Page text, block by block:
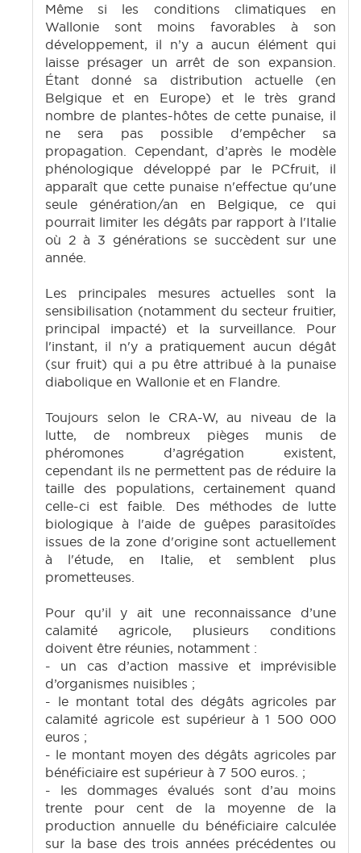
Même si les conditions climatiques en
Wallonie sont moins favorables à son
développement, il n’y a aucun élément qui
laisse présager un arrêt de son expansion.
Étant donné sa distribution actuelle (en
Belgique et en Europe) et le très grand
nombre de plantes-hôtes de cette punaise, il
ne sera pas possible d'empêcher sa
propagation. Cependant, d’après le modèle
phénologique développé par le PCfruit, il
apparaît que cette punaise n'effectue qu'une
seule génération/an en Belgique, ce qui
pourrait limiter les dégâts par rapport à l'Italie
où 2 à 3 générations se succèdent sur une
année.
Les principales mesures actuelles sont la
sensibilisation (notamment du secteur fruitier,
principal impacté) et la surveillance. Pour
l'instant, il n'y a pratiquement aucun dégât
(sur fruit) qui a pu être attribué à la punaise
diabolique en Wallonie et en Flandre.
Toujours selon le CRA-W, au niveau de la
lutte, de nombreux pièges munis de
phéromones d’agrégation existent,
cependant ils ne permettent pas de réduire la
taille des populations, certainement quand
celle-ci est faible. Des méthodes de lutte
biologique à l'aide de guêpes parasitoïdes
issues de la zone d'origine sont actuellement
à l'étude, en Italie, et semblent plus
prometteuses.
Pour qu’il y ait une reconnaissance d’une
calamité agricole, plusieurs conditions
doivent être réunies, notamment :
- un cas d’action massive et imprévisible
d’organismes nuisibles ;
- le montant total des dégâts agricoles par
calamité agricole est supérieur à 1 500 000
euros ;
- le montant moyen des dégâts agricoles par
bénéficiaire est supérieur à 7 500 euros. ;
- les dommages évalués sont d’au moins
trente pour cent de la moyenne de la
production annuelle du bénéficiaire calculée
sur la base des trois années précédentes ou